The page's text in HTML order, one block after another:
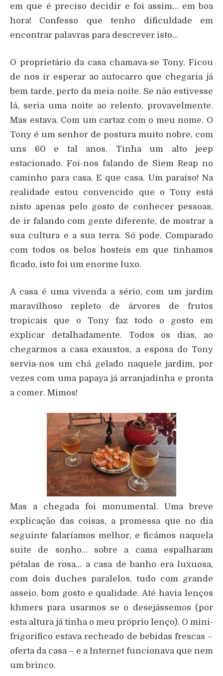
em que é preciso decidir e foi assim… em boa
hora! Confesso que tenho dificuldade em
encontrar palavras para descrever isto…
O proprietário da casa chamava-se Tony. Ficou
de nos ir esperar ao autocarro que chegaria já
bem tarde, perto da meia-noite. Se não estivesse
lá, seria uma noite ao relento, provavelmente.
Mas estava. Com um cartaz com o meu nome. O
Tony é um senhor de postura muito nobre, com
uns 60 e tal anos. Tinha um alto jeep
estacionado. Foi-nos falando de Siem Reap no
caminho para casa. E que casa. Um paraíso! Na
realidade estou convencido que o Tony está
nisto apenas pelo gosto de conhecer pessoas,
de ir falando com gente diferente, de mostrar a
sua cultura e a sua terra. Só pode. Comparado
com todos os belos hosteis em que tinhamos
ficado, isto foi um enorme luxo.
A casa é uma vivenda a sério, com um jardim
maravilhoso repleto de árvores de frutos
tropicais que o Tony faz todo o gosto em
explicar detalhadamente. Todos os dias, ao
chegarmos a casa exaustos, a esposa do Tony
servia-nos um chá gelado naquele jardim, por
vezes com uma papaya já arranjadinha e pronta
a comer. Mimos!
Mas a chegada foi monumental. Uma breve
explicação das coisas, a promessa que no dia
seguinte falaríamos melhor, e ficámos naquela
suite de sonho… sobre a cama espalharam
pétalas de rosa… a casa de banho era luxuosa,
com dois duches paralelos, tudo com grande
asseio, bom gosto e qualidade. Até havia lenços
khmers para usarmos se o desejássemos (por
esta altura já tinha o meu próprio lenço). O mini-
frigorifico estava recheado de bebidas frescas –
oferta da casa – e a Internet funcionava que nem
um brinco.